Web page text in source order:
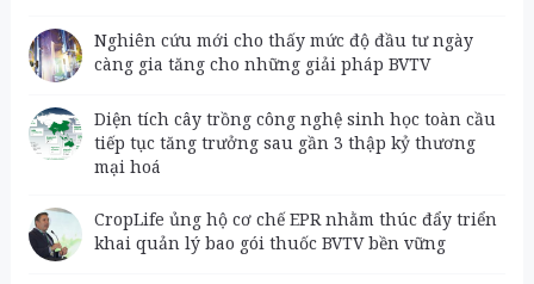
Nghiên cứu mới cho thấy mức độ đầu tư ngày
càng gia tăng cho những giải pháp BVTV
Diện tích cây trồng công nghệ sinh học toàn cầu
tiếp tục tăng trưởng sau gần 3 thập kỷ thương
mại hoá
CropLife ủng hộ cơ chế EPR nhằm thúc đẩy triển
khai quản lý bao gói thuốc BVTV bền vững